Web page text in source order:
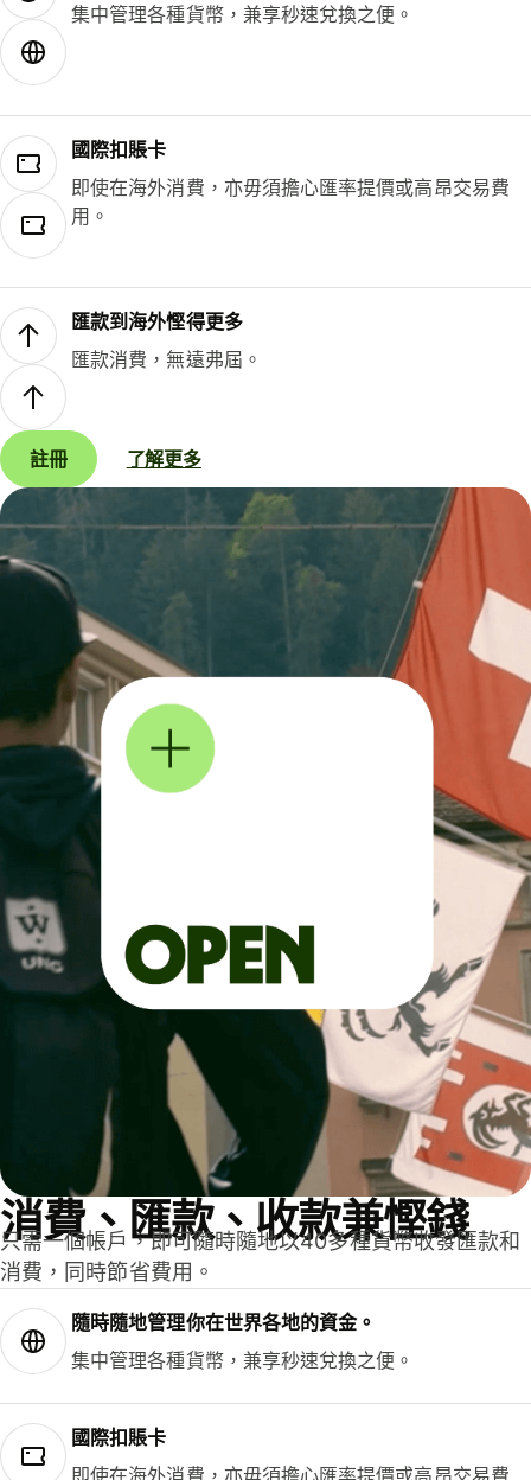
集中管理各種貨幣，兼享秒速兌換之便。
國際扣賬卡
即使在海外消費，亦毋須擔心匯率提價或高昂交易費
用。
匯款到海外慳得更多
匯款消費，無遠弗屆。
註冊 了解更多
消費、匯款、收款兼慳錢
只需一個帳戶，即可隨時隨地以40多種貨幣收發匯款和
消費，同時節省費用。
隨時隨地管理你在世界各地的資金。
集中管理各種貨幣，兼享秒速兌換之便。
國際扣賬卡